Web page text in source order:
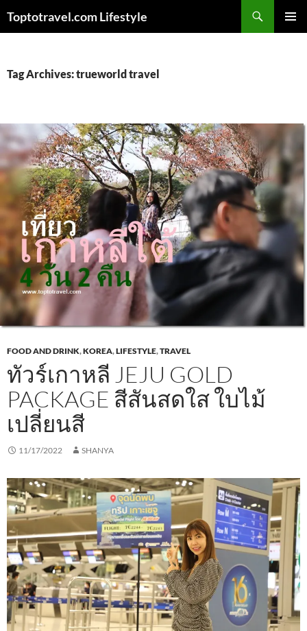
Toptotravel.com Lifestyle
Tag Archives: trueworld travel
FOOD AND DRINK,KOREA,LIFESTYLE,TRAVEL
ทัวร์เกาหลี JEJU GOLD
PACKAGE สีสันสดใส ใบไม้
เปลี่ยนสี
11/17/2022 SHANYA